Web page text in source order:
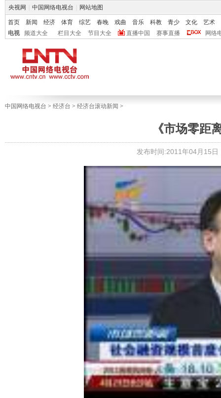
央视网 中国网络电视台 网站地图
首页 新闻 经济 体育 综艺 春晚 戏曲 音乐 科教 青少 文化
艺术
电视
频道大全 栏目大全 节目大全 直播中国 赛事直播 网络
中国网络电视台 > 经济台 > 经济台滚动新闻 >
《市场零距
发布时间:2011年04月15